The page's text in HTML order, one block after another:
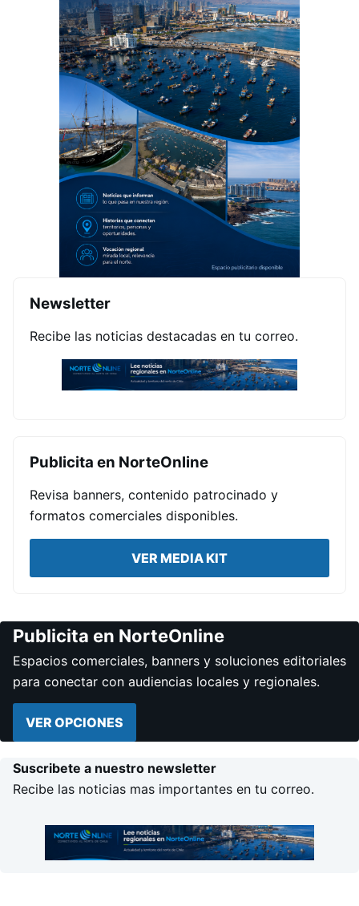
Newsletter
Recibe las noticias destacadas en tu correo.
Publicita en NorteOnline
Revisa banners, contenido patrocinado y
formatos comerciales disponibles.
VER MEDIA KIT
Publicita en NorteOnline
Espacios comerciales, banners y soluciones editoriales
para conectar con audiencias locales y regionales.
VER OPCIONES
Suscribete a nuestro newsletter
Recibe las noticias mas importantes en tu correo.